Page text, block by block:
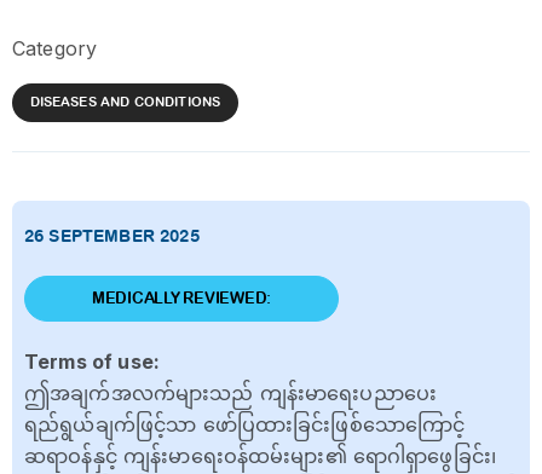
Category
DISEASES AND CONDITIONS
26 SEPTEMBER 2025
MEDICALLY REVIEWED:
Terms of use:
ဤအချက်အလက်များသည် ကျန်းမာရေးပညာပေး
ရည်ရွယ်ချက်ဖြင့်သာ ဖော်ပြထားခြင်းဖြစ်သောကြောင့်
ဆရာဝန်နှင့် ကျန်းမာရေးဝန်ထမ်းများ၏ ရောဂါရှာဖွေခြင်း၊